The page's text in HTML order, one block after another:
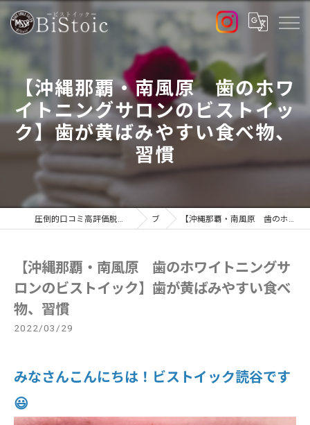
【沖縄那覇・南風原 歯のホワ
イトニングサロンのビストイッ
ク】歯が黄ばみやすい食べ物、
習慣
圧倒的口コミ高評価脱毛サロンで最新高出力マシン導入店のBiStoic-ビストイック- ブログ 【沖縄那覇・南風原 歯のホワイトニングサロンのビストイック】歯が黄ばみやすい食べ物、習慣
【沖縄那覇・南風原 歯のホワイトニングサ
ロンのビストイック】歯が黄ばみやすい食べ
物、習慣
2022/03/29
みなさんこんにちは！ビストイック読谷です
😃